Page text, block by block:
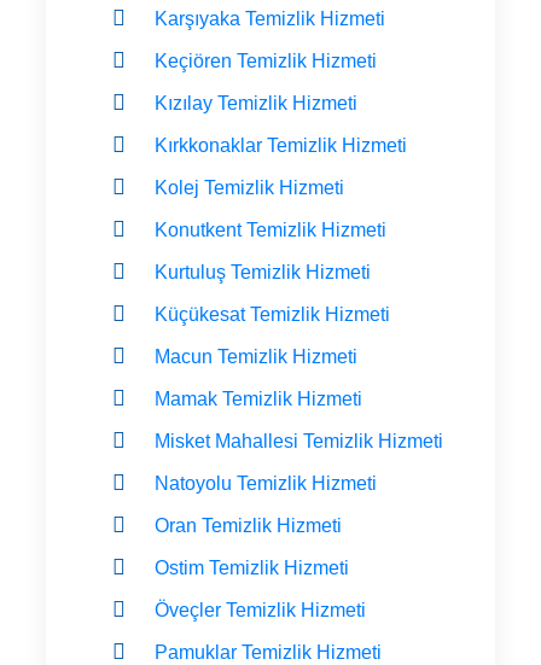
Karşıyaka Temizlik Hizmeti
Keçiören Temizlik Hizmeti
Kızılay Temizlik Hizmeti
Kırkkonaklar Temizlik Hizmeti
Kolej Temizlik Hizmeti
Konutkent Temizlik Hizmeti
Kurtuluş Temizlik Hizmeti
Küçükesat Temizlik Hizmeti
Macun Temizlik Hizmeti
Mamak Temizlik Hizmeti
Misket Mahallesi Temizlik Hizmeti
Natoyolu Temizlik Hizmeti
Oran Temizlik Hizmeti
Ostim Temizlik Hizmeti
Öveçler Temizlik Hizmeti
Pamuklar Temizlik Hizmeti